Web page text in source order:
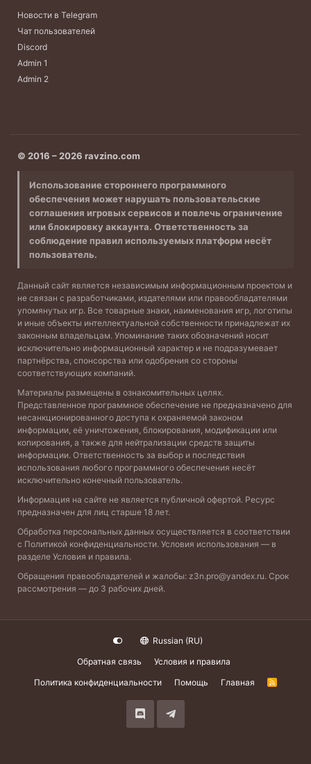
Новости в Telegram
Чат пользователей
Discord
Admin 1
Admin 2
© 2016 – 2026 ravzino.com
Использование стороннего программного
обеспечения может нарушать пользовательские
соглашения игровых сервисов и повлечь ограничение
или блокировку аккаунта. Ответственность за
соблюдение правил используемых платформ несёт
пользователь.
Данный сайт является независимым информационным проектом и
не связан с разработчиками, издателями или правообладателями
упомянутых игр. Все товарные знаки, наименования игр, логотипы
и иные объекты интеллектуальной собственности принадлежат их
законным владельцам. Упоминание таких обозначений носит
исключительно информационный характер и не подразумевает
партнёрства, спонсорства или одобрения со стороны
соответствующих компаний.
Материалы размещены в ознакомительных целях.
Представленное программное обеспечение не предназначено для
несанкционированного доступа к охраняемой законом
информации, её уничтожения, блокирования, модификации или
копирования, а также для нейтрализации средств защиты
информации. Ответственность за выбор и последствия
использования любого программного обеспечения несёт
исключительно конечный пользователь.
Информация на сайте не является публичной офертой. Ресурс
предназначен для лиц старше 18 лет.
Обработка персональных данных осуществляется в соответствии
с Политикой конфиденциальности. Условия использования — в
разделе Условия и правила.
Обращения правообладателей и жалобы: z3n.pro@yandex.ru. Срок
рассмотрения — до 3 рабочих дней.
Russian (RU)
Обратная связь
Условия и правила
Политика конфиденциальности
Помощь Главная
R